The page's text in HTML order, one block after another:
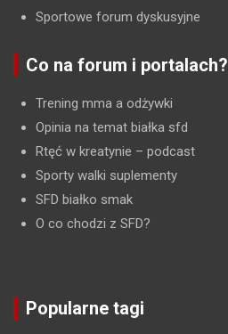
Sportowe forum dyskusyjne
Co na forum i portalach?
Trening mma a odżywki
Opinia na temat białka sfd
Rtęć w kreatynie – podcast
Sporty walki suplementy
SFD białko smak
O co chodzi z SFD?
Popularne tagi